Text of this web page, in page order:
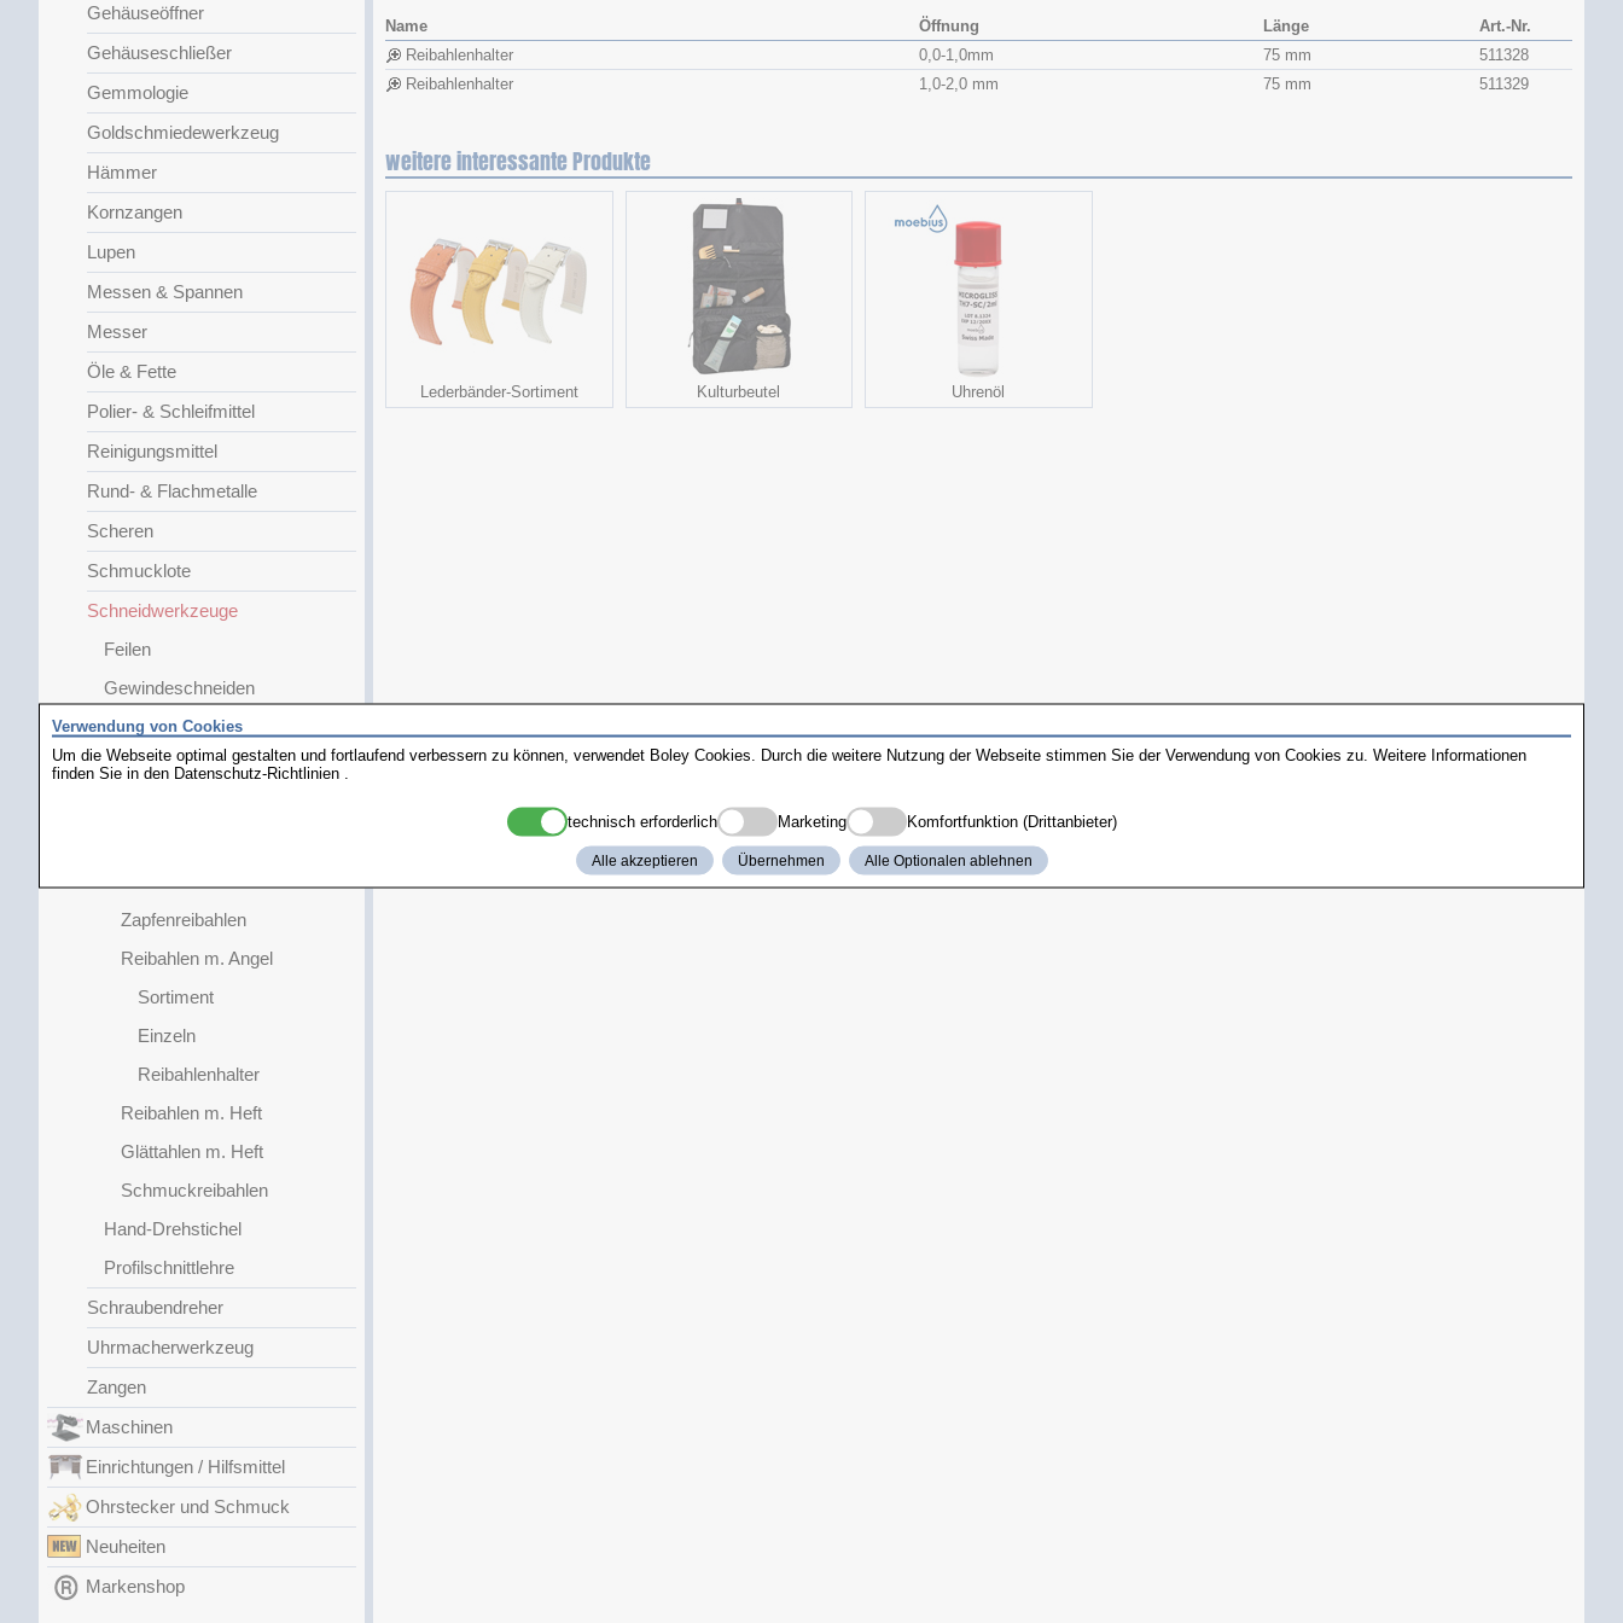
Gehäuseöffner
Gehäuseschließer
Gemmologie
Goldschmiedewerkzeug
Hämmer
Kornzangen
Lupen
Messen & Spannen
Messer
Öle & Fette
Polier- & Schleifmittel
Reinigungsmittel
Rund- & Flachmetalle
Scheren
Schmucklote
Schneidwerkzeuge
Feilen
Gewindeschneiden
Hohlschaber
Nadeln / Polierstähle
Zapfenreibahlen
Reibahlen m. Angel
Sortiment
Einzeln
Reibahlenhalter
Reibahlen m. Heft
Glättahlen m. Heft
Schmuckreibahlen
Hand-Drehstichel
Profilschnittlehre
Schraubendreher
Uhrmacherwerkzeug
Zangen
Maschinen
Einrichtungen / Hilfsmittel
Ohrstecker und Schmuck
Neuheiten
Markenshop
Name Öffnung Länge
Art.-Nr.
Reibahlenhalter
0,0-1,0mm 75 mm
511328
Reibahlenhalter
1,0-2,0 mm 75 mm 511329
weitere interessante Produkte
Lederbänder-Sortiment Kulturbeutel Uhrenöl
Verwendung von Cookies
Um die Webseite optimal gestalten und fortlaufend verbessern zu können, verwendet Boley Cookies. Durch die weitere Nutzung der Webseite stimmen Sie der Verwendung von Cookies zu. Weitere Informationen
finden Sie in den Datenschutz-Richtlinien
technisch erforderlich Marketing Komfortfunktion (Drittanbieter)
Alle akzeptieren Übernehmen Alle Optionalen ablehnen